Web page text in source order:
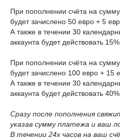
При пополнении счёта на
будет зачислено 50 евро + 5
А также в течении 30
аккаунта будет действовать 15%
При пополнении счёта на
будет зачислено 100 евро + 15
А также в течении 30
аккаунта будет действовать 40%
Сразу после пополнения
указав сумму платежа и ваш
В течении 24х часов на ваш